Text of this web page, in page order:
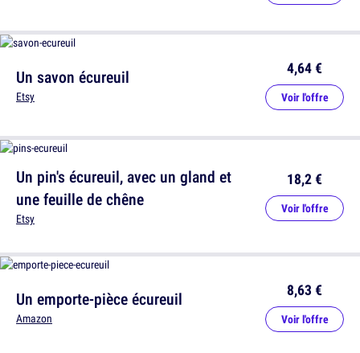
Un savon écureuil
Etsy
4,64 €
Voir l'offre
Un emporte-pièce écureuil
Amazon
8,63 €
Voir l'offre
Un pin's écureuil, avec un gland et
une feuille de chêne
Etsy
18,2 €
Voir l'offre